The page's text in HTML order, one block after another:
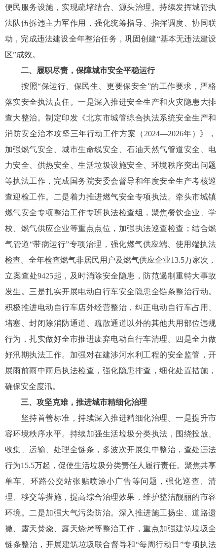
便民服务设施，实现疏堵结合、源头治理。持续发挥城管执
法队伍拆违主力军作用，强化统筹指导、指挥调度、协同联
动，完成违法建设全年整治任务，巩固创建“基本无违法建设
区”成效。
二、履职尽责，保障城市安全平稳运行
按照“保运行、保民生、更要保安全”的工作要求，严格
落实安全执法责任。一是深入推进安全生产和火灾隐患大排
查大整治。制定印发《北京市城管综合执法系统安全生产和
消防安全治本攻坚三年行动工作方案（2024—2026年）》，
加强燃气安全、城市生命线安全、石油天然气管道安全、电
力安全、供热安全、生活垃圾设施安全、环境秩序突出问题
等执法工作，完成国务院安委会督导和年度安全生产考核巡
查迎检工作。二是着力推进燃气安全专项执法。牵头市城镇
燃气安全专项整治工作专班执法检查组，聚焦餐饮企业、学
校、燃气供应企业等重点点位，加强执法巡查检查；结合燃
气管道“带病运行”专项治理，强化燃气供应端、使用端执法
检查。全年检查燃气非居民用户及燃气供应企业13.5万家次，
立案查处9425起，及时消除安全隐患，防范遏制重特大事故
发生。三是扎实开展电动自行车安全隐患全链条整治行动。
积极推进电动自行车店外经营整治，纠正电动自行车占用、
堵塞、封闭除消防通道、疏散通道以外的其他共用部位违规
行为，扎实做好全市推进废弃电动自行车清理。四是全力做
好汛期执法工作。加强对在建涉河水利工程的安全监管，开
展雨前雨中雨后执法检查，强化隐患排查，细化处置措施，
确保安全度汛。
三、攻坚克难，推进城市精细化治理
坚持首善标准，持续深入推进精细化治理。一是提升市
容环境秩序水平。持续加强生活垃圾分类执法，围绕投放、
收集、运输、处理全链条，多波次开展集中整治，查处违法
行为15.5万起，促使生活垃圾分类责任人履行责任。聚焦共享
单车、环路公交站张贴喷涂小广告等问题，强化巡查、清
理、移交等措施，提高综合治理效果，维护整洁靓丽的市容
环境。二是加强大气污染防治。深入推进施工扬尘、道路遗
撒、露天焚烧、露天烧烤等整治工作，重点加强建筑垃圾全
链条整治，开展建筑垃圾联合督导和“每周行动日”专项执法